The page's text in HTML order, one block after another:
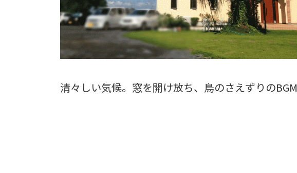
清々しい気候。窓を開け放ち、鳥のさえずりのBGM